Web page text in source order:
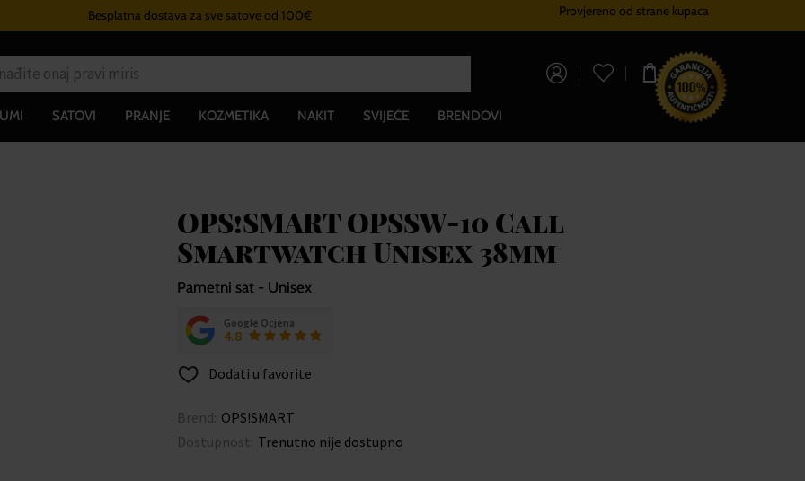
Besplatna dostava za sve satove od 100€ Sustav vjernostiProvjereno od strane kupaca
0,00 €
SATOVI PRANJE KOZMETIKA NAKIT SVIJEĆE BRENDOVI
OPS!SMART OPSSW-10 Call
Smartwatch Unisex 38mm
Pametni sat - Unisex
Google Ocjena
4.8
Dodati u favorite
Brend: OPS!SMART
Dostupnost: Trenutno nije dostupno